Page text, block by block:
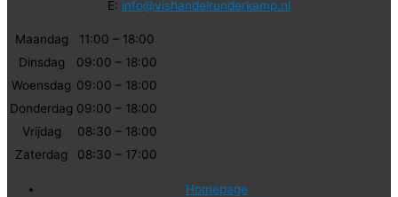
E: info@vishandelrunderkamp.nl
Maandag
11:00 – 18:00
Dinsdag
09:00 – 18:00
Woensdag 09:00 – 18:00
Donderdag 09:00 – 18:00
Vrijdag
08:30 – 18:00
Zaterdag
08:30 – 17:00
Homepage